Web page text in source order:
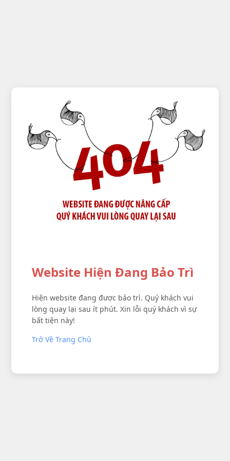
Website Hiện Đang Bảo Trì
Hiện website đang được bảo trì. Quý khách vui
lòng quay lại sau ít phút. Xin lỗi quý khách vì sự
bất tiện này!
Trở Về Trang Chủ